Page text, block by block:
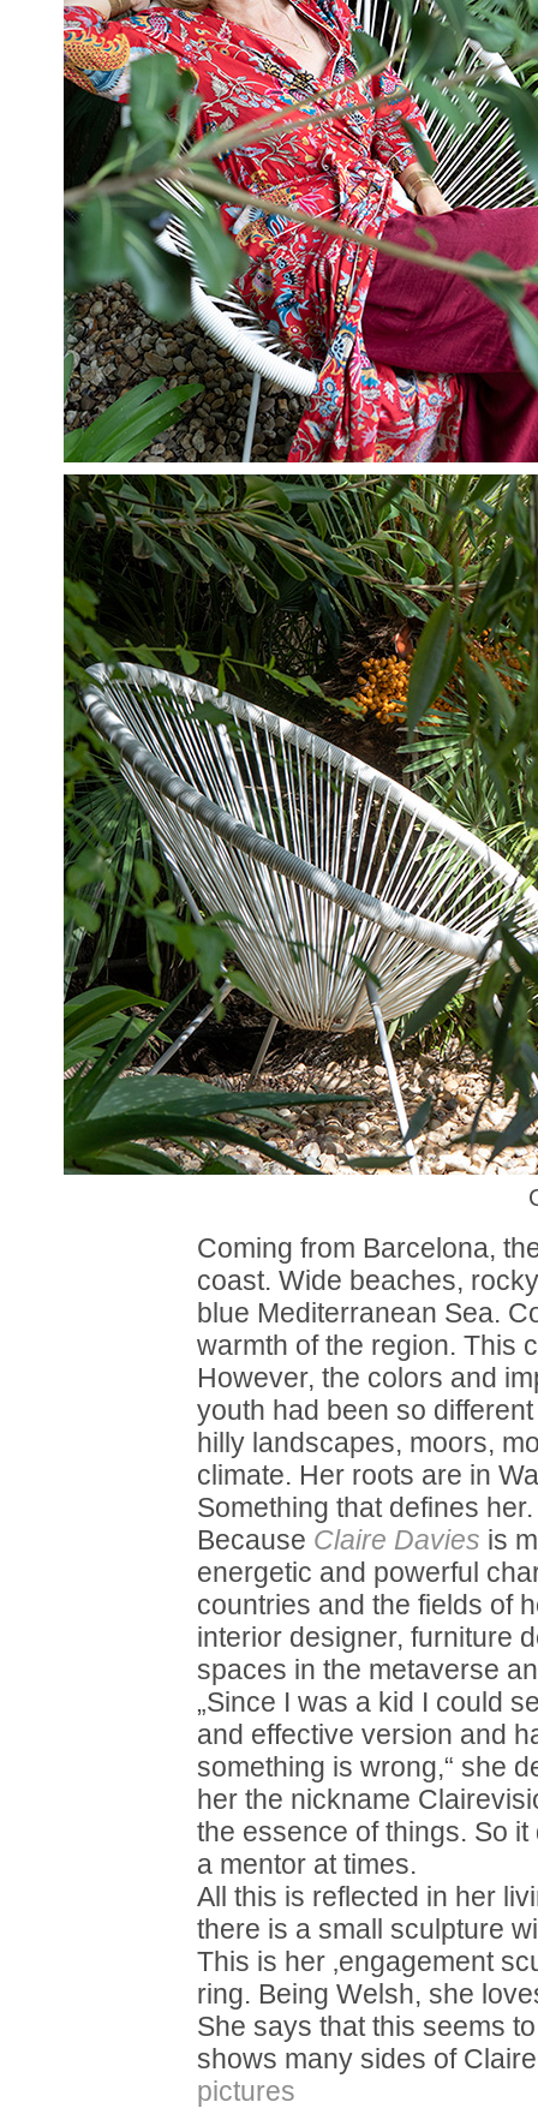
Coming from Barcelona,
coast. Wide beaches,
blue Mediterranean Sea.
warmth of the region. This
However, the colors and
youth had been so
hilly landscapes, moors,
climate. Her roots are in
Something that defines her.
Because Claire Davies is
energetic and powerful
countries and the fields of
interior designer, furniture
spaces in the metaverse
„Since I was a kid I could
and effective version and
something is wrong,“ she
her the nickname
the essence of things. So
a mentor at times.
All this is reflected in her
there is a small sculpture
This is her ‚engagement
ring. Being Welsh, she
She says that this seems
shows many sides of
pictures